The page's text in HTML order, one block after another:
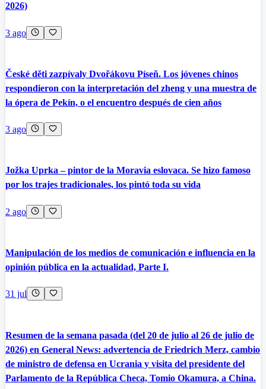
2026)
3 ago
České děti zazpívaly Dvořákovu Píseň. Los jóvenes chinos
respondieron con la interpretación del zheng y una muestra de
la ópera de Pekín, o el encuentro después de cien años
3 ago
Jožka Uprka – pintor de la Moravia eslovaca. Se hizo famoso
por los trajes tradicionales, los pintó toda su vida
2 ago
Manipulación de los medios de comunicación e influencia en la
opinión pública en la actualidad, Parte I.
31 jul
Resumen de la semana pasada (del 20 de julio al 26 de julio de
2026) en General News: advertencia de Friedrich Merz, cambio
de ministro de defensa en Ucrania y visita del presidente del
Parlamento de la República Checa, Tomio Okamura, a China.